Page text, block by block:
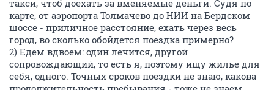
такси, чтоб доехать за вменяемые деньги. Судя по
карте, от аэропорта Толмачево до НИИ на Бердском
шоссе - приличное расстояние, ехать через весь
город, во сколько обойдется поездка примерно?
2) Едем вдвоем: один лечится, другой
сопровождающий, то есть я, поэтому ищу жилье для
себя, одного. Точных сроков поездки не знаю, какова